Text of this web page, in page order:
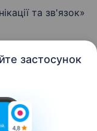
застосунок
та зв'язок»